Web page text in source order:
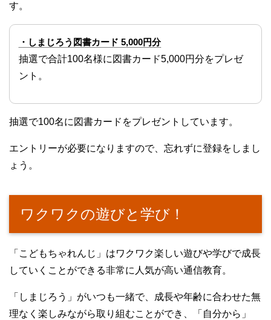
す。
・しまじろう図書カード 5,000円分
抽選で合計100名様に図書カード5,000円分をプレゼ
ント。
抽選で100名に図書カードをプレゼントしています。
エントリーが必要になりますので、忘れずに登録をしまし
ょう。
ワクワクの遊びと学び！
「こどもちゃれんじ」はワクワク楽しい遊びや学びで成長
していくことができる非常に人気が高い通信教育。
「しまじろう」がいつも一緒で、成長や年齢に合わせた無
理なく楽しみながら取り組むことができ、「自分から」